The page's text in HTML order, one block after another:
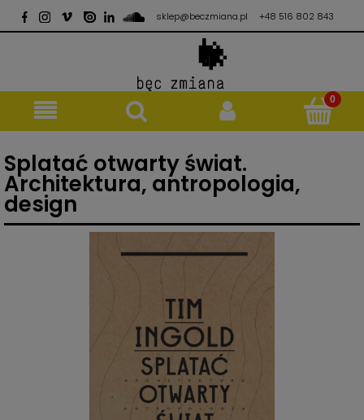
sklep@beczmiana.pl +48 516 802 843
Splatać otwarty świat.
Architektura, antropologia,
design